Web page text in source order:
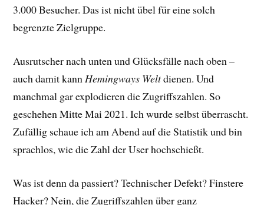
3.000 Besucher. Das ist nicht übel für eine solch
begrenzte Zielgruppe.
Ausrutscher nach unten und Glücksfälle nach oben –
auch damit kannHemingways Weltdienen. Und
manchmal gar explodieren die Zugriffszahlen. So
geschehen Mitte Mai 2021. Ich wurde selbst überrascht.
Zufällig schaue ich am Abend auf die Statistik und bin
sprachlos, wie die Zahl der User hochschießt.
Was ist denn da passiert? Technischer Defekt? Finstere
Hacker? Nein, die Zugriffszahlen über ganz